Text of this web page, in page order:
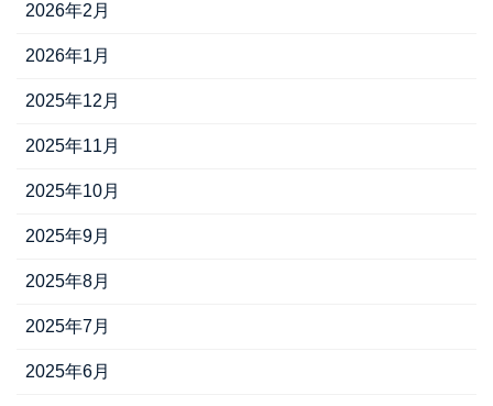
2026年2月
2026年1月
2025年12月
2025年11月
2025年10月
2025年9月
2025年8月
2025年7月
2025年6月